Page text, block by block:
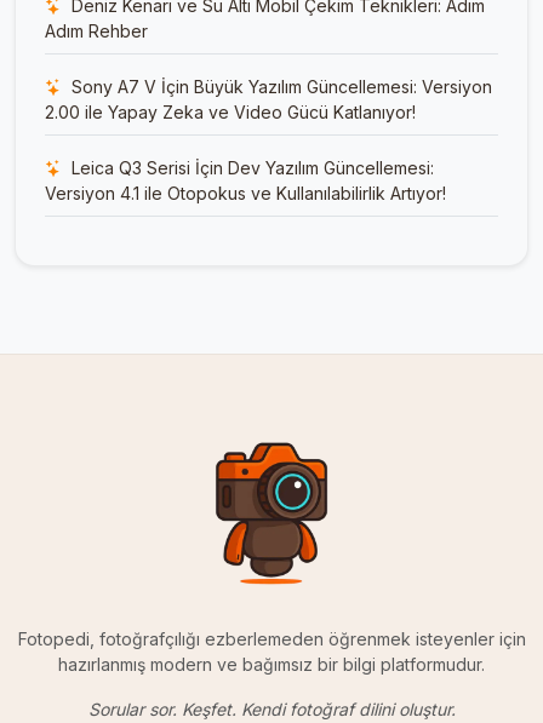
Deniz Kenarı ve Su Altı Mobil Çekim Teknikleri: Adım
Adım Rehber
Sony A7 V İçin Büyük Yazılım Güncellemesi: Versiyon
2.00 ile Yapay Zeka ve Video Gücü Katlanıyor!
Leica Q3 Serisi İçin Dev Yazılım Güncellemesi:
Versiyon 4.1 ile Otopokus ve Kullanılabilirlik Artıyor!
Fotopedi, fotoğrafçılığı ezberlemeden öğrenmek isteyenler için
hazırlanmış modern ve bağımsız bir bilgi platformudur.
Sorular sor. Keşfet. Kendi fotoğraf dilini oluştur.